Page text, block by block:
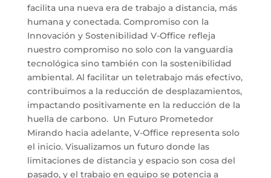
facilita una nueva era de trabajo a distancia, más
humana y conectada. Compromiso con la
Innovación y Sostenibilidad V-Office refleja
nuestro compromiso no solo con la vanguardia
tecnológica sino también con la sostenibilidad
ambiental. Al facilitar un teletrabajo más efectivo,
contribuimos a la reducción de desplazamientos,
impactando positivamente en la reducción de la
huella de carbono. Un Futuro Prometedor
Mirando hacia adelante, V-Office representa solo
el inicio. Visualizamos un futuro donde las
limitaciones de distancia y espacio son cosa del
pasado, y el trabajo en equipo se potencia a